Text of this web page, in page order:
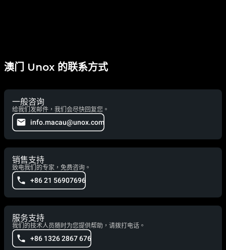
澳门 Unox 的联系方式
一般咨询
给我们发邮件，我们会尽快回复您。
info.macau@unox.com
销售支持
致电我们的专家，免费咨询。
+86 21 56907696
服务支持
我们的技术人员随时为您提供帮助，请拨打电话。
+86 1326 2867 676